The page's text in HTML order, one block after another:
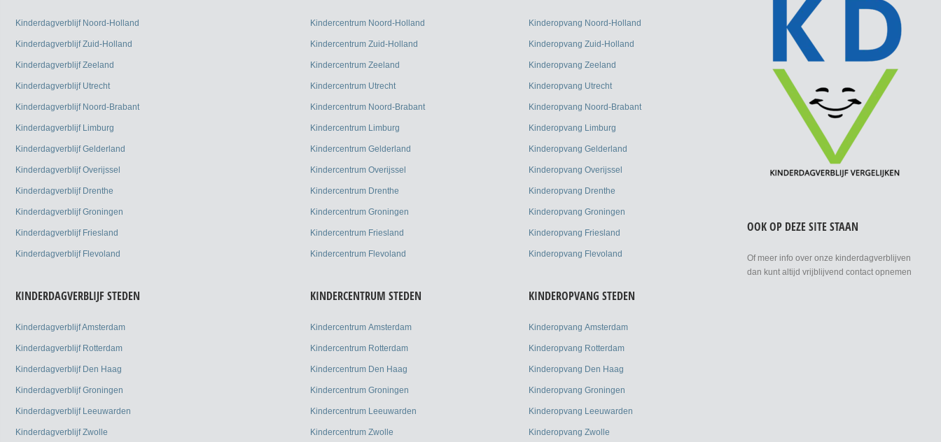
Kinderdagverblijf Noord-Holland
Kinderdagverblijf Zuid-Holland
Kinderdagverblijf Zeeland
Kinderdagverblijf Utrecht
Kinderdagverblijf Noord-Brabant
Kinderdagverblijf Limburg
Kinderdagverblijf Gelderland
Kinderdagverblijf Overijssel
Kinderdagverblijf Drenthe
Kinderdagverblijf Groningen
Kinderdagverblijf Friesland
Kinderdagverblijf Flevoland
KINDERDAGVERBLIJF STEDEN
Kinderdagverblijf Amsterdam
Kinderdagverblijf Rotterdam
Kinderdagverblijf Den Haag
Kinderdagverblijf Groningen
Kinderdagverblijf Leeuwarden
Kinderdagverblijf Zwolle
Kindercentrum Noord-Holland
Kindercentrum Zuid-Holland
Kindercentrum Zeeland
Kindercentrum Utrecht
Kindercentrum Noord-Brabant
Kindercentrum Limburg
Kindercentrum Gelderland
Kindercentrum Overijssel
Kindercentrum Drenthe
Kindercentrum Groningen
Kindercentrum Friesland
Kindercentrum Flevoland
KINDERCENTRUM STEDEN
Kindercentrum Amsterdam
Kindercentrum Rotterdam
Kindercentrum Den Haag
Kindercentrum Groningen
Kindercentrum Leeuwarden
Kindercentrum Zwolle
Kinderopvang Noord-Holland
Kinderopvang Zuid-Holland
Kinderopvang Zeeland
Kinderopvang Utrecht
Kinderopvang Noord-Brabant
Kinderopvang Limburg
Kinderopvang Gelderland
Kinderopvang Overijssel
Kinderopvang Drenthe
Kinderopvang Groningen
Kinderopvang Friesland
Kinderopvang Flevoland
KINDEROPVANG STEDEN
Kinderopvang Amsterdam
Kinderopvang Rotterdam
Kinderopvang Den Haag
Kinderopvang Groningen
Kinderopvang Leeuwarden
Kinderopvang Zwolle
OOK OP DEZE SITE STAAN
Of meer info over onze kinderdagverblijven
dan kunt altijd vrijblijvend contact opnemen